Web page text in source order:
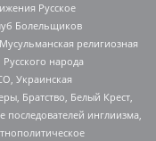
Русское
Болельщиков
религиозная
народа
Украинская
Братство, Белый Крест,
инглиизма,